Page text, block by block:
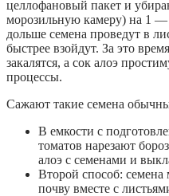
целлофановый пакет и
морозильную камеру) на 1 —
дольше семена проведут в
быстрее взойдут. За это
закалятся, а сок алоэ
процессы.
Сажают такие семена
В емкости с
томатов нарезают
алоэ с семенами и
Второй способ:
почву вместе с